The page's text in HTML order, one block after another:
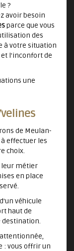
?
avoir besoin
parce que vous
des
à votre situation
et l'inconfort de
une
de Meulan-
effectuer les
choix.
leur métier
en place
véhicule
haut de
destination.
: vous offrir un